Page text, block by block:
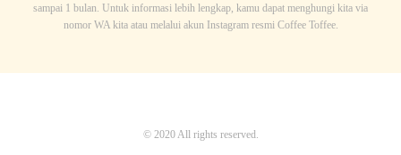
sampai 1 bulan. Untuk informasi lebih lengkap, kamu dapat menghungi kita via
nomor WA kita atau melalui akun Instagram resmi Coffee Toffee.
© 2020 All rights reserved.